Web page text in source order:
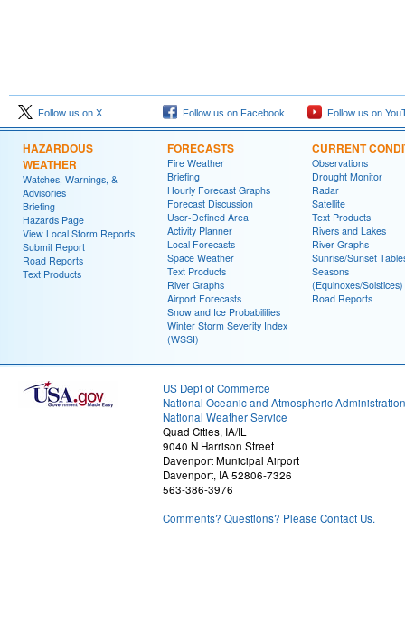
Follow us on X Follow us on Facebook Follow us on
HAZARDOUS
WEATHER
Watches, Warnings, &
Advisories
Briefing
Hazards Page
View Local Storm Reports
Submit Report
Road Reports
Text Products
FORECASTS
Fire Weather
Briefing
Hourly Forecast Graphs
Forecast Discussion
User-Defined Area
Activity Planner
Local Forecasts
Space Weather
Text Products
River Graphs
Airport Forecasts
Snow and Ice Probabilities
Winter Storm Severity Index
(WSSI)
CURRENT
Observations
Drought Monitor
Radar
Satellite
Text Products
Rivers and Lakes
River Graphs
Sunrise/Sunset
Seasons
(Equinoxes/Solstices)
Road Reports
US Dept of Commerce
National Oceanic and Atmospheric Administration
National Weather Service
Quad Cities, IA/IL
9040 N Harrison Street
Davenport Municipal Airport
Davenport, IA 52806-7326
563-386-3976
Comments? Questions? Please Contact Us.